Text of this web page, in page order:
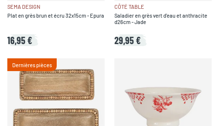
SEMA DESIGN
Plat en grès brun et écru 32x15cm - Epura
16,95 €
CÔTÉ TABLE
Saladier en grès vert d'eau et anthracite
d26cm - Jade
29,95 €
Dernières pièces